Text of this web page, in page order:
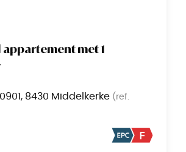
met 1
8430 Middelkerke (ref.